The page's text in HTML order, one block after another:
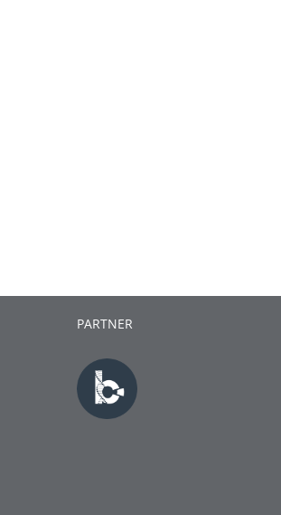
PARTNER